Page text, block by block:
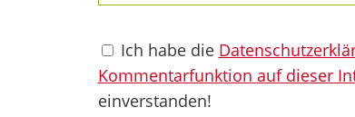
Ich habe die
Kommentarfunktion auf dieser
einverstanden!